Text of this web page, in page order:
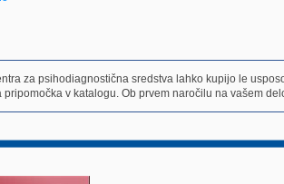
za psihodiagnostična sredstva lahko kupijo le
v katalogu. Ob prvem naročilu na vašem